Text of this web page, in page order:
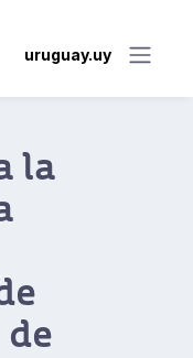
uruguay.uy
la